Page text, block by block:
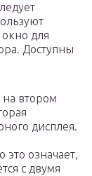
для
Доступны
втором
дисплея.
это означает,
с двумя